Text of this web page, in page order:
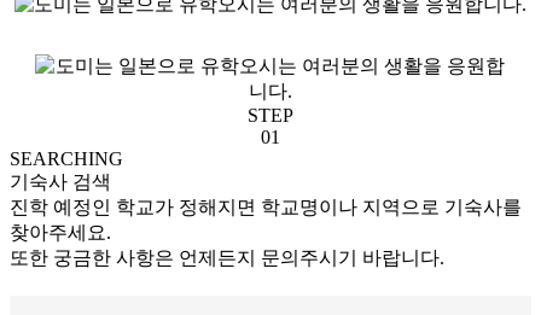
STEP
01
SEARCHING
기숙사 검색
진학 예정인 학교가 정해지면 학교명이나 지역으로 기숙사를
찾아주세요.
또한 궁금한 사항은 언제든지 문의주시기 바랍니다.